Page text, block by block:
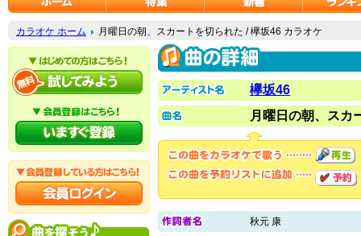
カラオケ ホーム 月曜日の朝、スカートを切られた / 欅坂46 カラオケ
欅坂46
月曜日の朝、スカ
秋元 康